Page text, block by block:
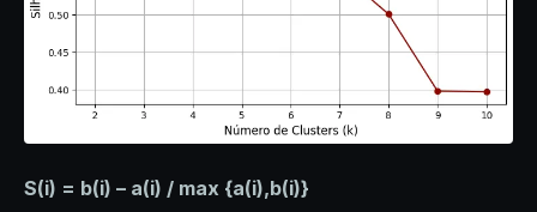
S(i) = b(i) – a(i) / max {a(i),b(i)}